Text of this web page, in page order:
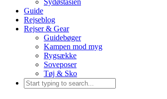
Sydøstasien
Guide
Rejseblog
Rejser & Gear
Guidebøger
Kampen mod myg
Rygsække
Soveposer
Tøj & Sko